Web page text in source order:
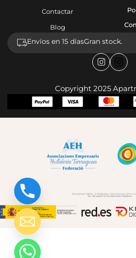
Contactar
Blog
Envíos en 15 díasGran stock.
Copyright 2025
chaty